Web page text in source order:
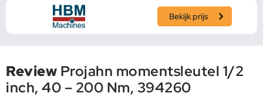
Bekijk prijs
Review Projahn momentsleutel 1/2
inch, 40 – 200 Nm, 394260